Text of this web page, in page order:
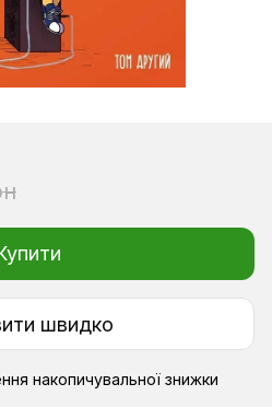
швидко
накопичувальної знижки